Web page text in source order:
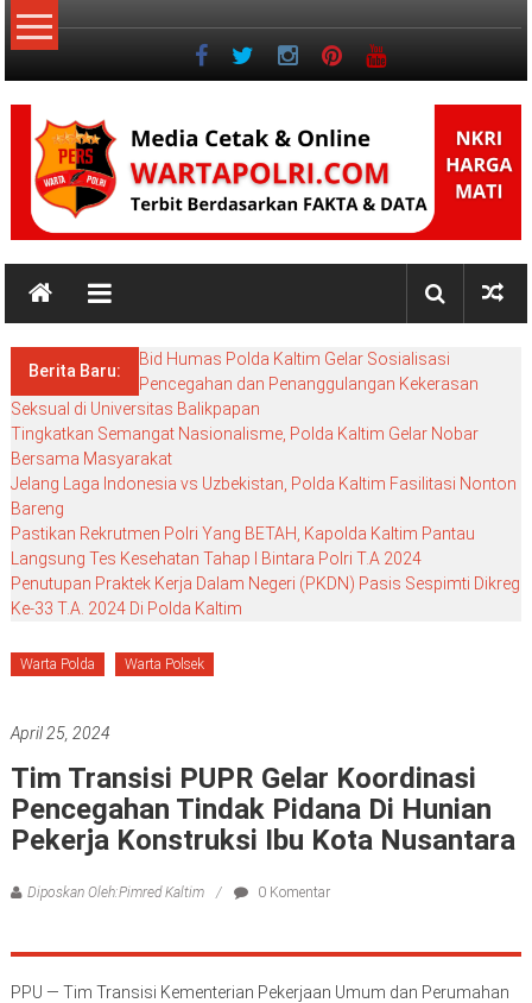
Lompat
ke
NKRI
NKRI
MATIBerita Baru:
Bid Humas Polda Kaltim Gelar Sosialisasi
Pencegahan dan Penanggulangan Kekerasan
Seksual di Universitas Balikpapan
Tingkatkan Semangat Nasionalisme, Polda Kaltim Gelar Nobar
Bersama Masyarakat
Jelang Laga Indonesia vs Uzbekistan, Polda Kaltim Fasilitasi Nonton
Bareng
Pastikan Rekrutmen Polri Yang BETAH, Kapolda Kaltim Pantau
Langsung Tes Kesehatan Tahap I Bintara Polri T.A 2024
Penutupan Praktek Kerja Dalam Negeri (PKDN) Pasis Sespimti Dikreg
Ke-33 T.A. 2024 Di Polda Kaltim
Warta Polda Warta Polsek
April 25, 2024
Tim Transisi PUPR Gelar Koordinasi
Pencegahan Tindak Pidana Di Hunian
Pekerja Konstruksi Ibu Kota Nusantara
Diposkan Oleh:Pimred Kaltim 0 Komentar
PPU — Tim Transisi Kementerian Pekerjaan Umum dan Perumahan